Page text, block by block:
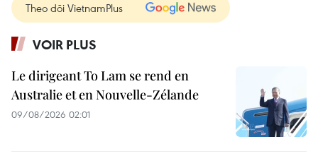
Theo dõi VietnamPlus
VOIR PLUS
Le dirigeant To Lam se rend en
Australie et en Nouvelle-Zélande
09/08/2026 02:01